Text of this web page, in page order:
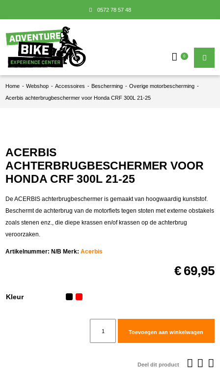
0572 78 57 48
0
Home - Webshop - Accessoires - Bescherming - Overige motorbescherming -
Acerbis achterbrugbeschermer voor Honda CRF 300L 21-25
ACERBIS
ACHTERBRUGBESCHERMER VOOR
HONDA CRF 300L 21-25
Artikelnummer: N/B Merk:Acerbis
De ACERBIS achterbrugbeschermer is gemaakt van hoogwaardig kunststof.
Beschermt de achterbrug van de motorfiets tegen stoten met externe obstakels
zoals stenen enz., die diepe krassen en/of krassen op de achterbrug
veroorzaken.
€ 69,95
Kleur
achterbrugbeschermer
Toevoegen aan winkelwagen
Deel dit product